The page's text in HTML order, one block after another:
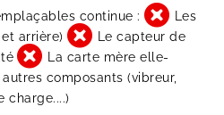
continue :
Les
arrière)
Le capteur de
La carte mère elle-
composants (vibreur,
charge....)